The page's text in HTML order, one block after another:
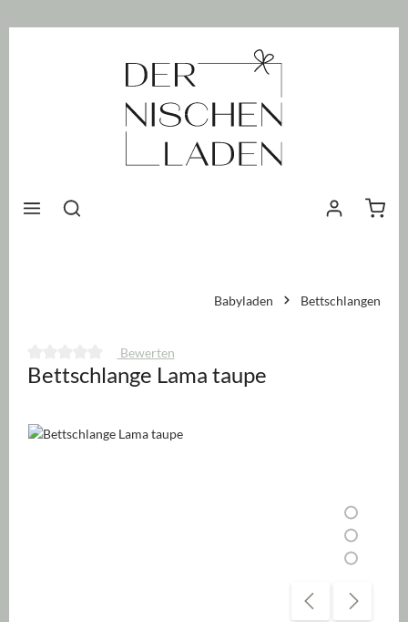
Babyladen Bettschlangen
Durchschnittliche Bewertung von 0 von 5 Sternen
Bewerten
Bettschlange Lama taupe
Bildergalerie überspringen